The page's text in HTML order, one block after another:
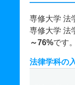
専修大学 法
専修大学 法
～76%です。
法律学科の